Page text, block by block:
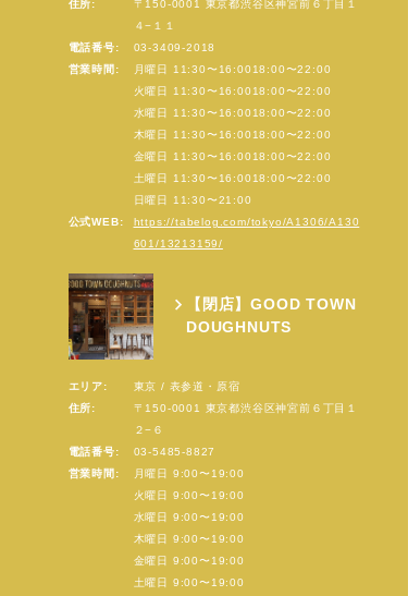
住所:
〒150-0001 東京都渋谷区神宮前６丁目１
４−１１
電話番号:
03-3409-2018
営業時間:
月曜日 11:30〜16:0018:00〜22:00
火曜日 11:30〜16:0018:00〜22:00
水曜日 11:30〜16:0018:00〜22:00
木曜日 11:30〜16:0018:00〜22:00
金曜日 11:30〜16:0018:00〜22:00
土曜日 11:30〜16:0018:00〜22:00
日曜日 11:30〜21:00
公式WEB:
https://tabelog.com/tokyo/A1306/A130
601/13213159/
【閉店】GOOD TOWN
DOUGHNUTS
エリア:
東京 / 表参道・原宿
住所:
〒150-0001 東京都渋谷区神宮前６丁目１
２−６
電話番号:
03-5485-8827
営業時間:
月曜日 9:00〜19:00
火曜日 9:00〜19:00
水曜日 9:00〜19:00
木曜日 9:00〜19:00
金曜日 9:00〜19:00
土曜日 9:00〜19:00